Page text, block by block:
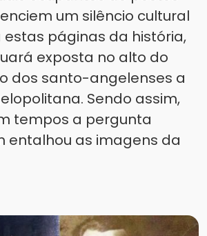
um silêncio cultural
páginas da história,
exposta no alto do
dos santo-angelenses a
Sendo assim,
tempos a pergunta
entalhou as imagens da